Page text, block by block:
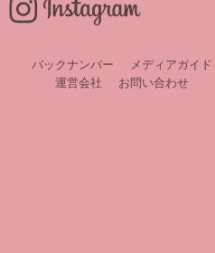
バックナンバー
メディアガイド
運営会社
お問い合わせ